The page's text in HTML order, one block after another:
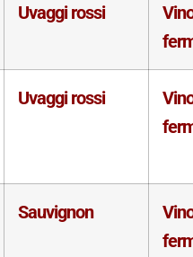
Uvaggi rossi
Uvaggi rossi
Sauvignon